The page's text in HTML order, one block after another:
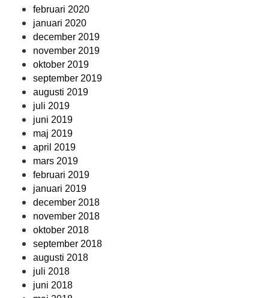
februari 2020
januari 2020
december 2019
november 2019
oktober 2019
september 2019
augusti 2019
juli 2019
juni 2019
maj 2019
april 2019
mars 2019
februari 2019
januari 2019
december 2018
november 2018
oktober 2018
september 2018
augusti 2018
juli 2018
juni 2018